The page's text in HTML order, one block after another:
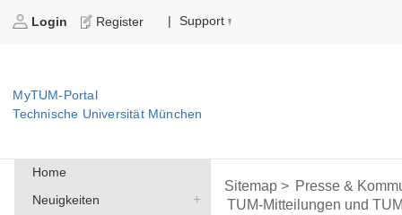
Login Register | Support
MyTUM-Portal
Technische Universität München
Home
Neuigkeiten
Sitemap > Presse &
TUM-Mitteilungen und